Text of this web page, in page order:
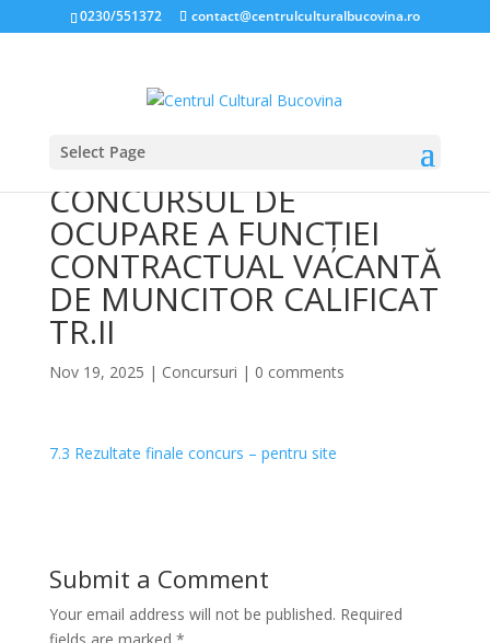
0230/551372 contact@centrulculturalbucovina.ro
Select Page
REZULTATE FINALE LA
CONCURSUL DE
OCUPARE A FUNCȚIEI
CONTRACTUAL VACANTĂ
DE MUNCITOR CALIFICAT
TR.II
Nov 19, 2025 | Concursuri | 0 comments
7.3 Rezultate finale concurs – pentru site
Submit a Comment
Your email address will not be published. Required